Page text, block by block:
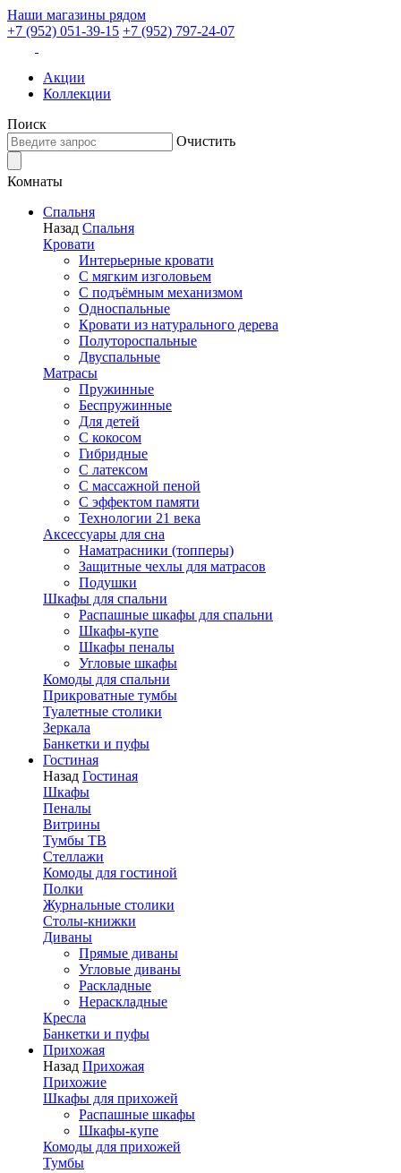
Наши магазины рядом
+7 (952) 051-39-15 +7 (952) 797-24-07
Акции
Коллекции
Поиск
Очистить
Комнаты
Спальня
Назад Спальня
Кровати
Интерьерные кровати
С мягким изголовьем
С подъёмным механизмом
Односпальные
Кровати из натурального дерева
Полутороспальные
Двуспальные
Матрасы
Пружинные
Беспружинные
Для детей
C кокосом
Гибридные
С латексом
С массажной пеной
С эффектом памяти
Технологии 21 века
Аксессуары для сна
Наматрасники (топперы)
Защитные чехлы для матрасов
Подушки
Шкафы для спальни
Распашные шкафы для спальни
Шкафы-купе
Шкафы пеналы
Угловые шкафы
Комоды для спальни
Прикроватные тумбы
Туалетные столики
Зеркала
Банкетки и пуфы
Гостиная
Назад Гостиная
Шкафы
Пеналы
Витрины
Тумбы ТВ
Стеллажи
Комоды для гостиной
Полки
Журнальные столики
Столы-книжки
Диваны
Прямые диваны
Угловые диваны
Раскладные
Нераскладные
Кресла
Банкетки и пуфы
Прихожая
Назад Прихожая
Прихожие
Шкафы для прихожей
Распашные шкафы
Шкафы-купе
Комоды для прихожей
Тумбы